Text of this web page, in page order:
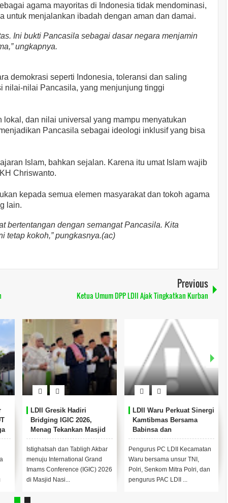
agama mayoritas di Indonesia tidak mendominasi,
untuk menjalankan ibadah dengan aman dan damai.
Ini bukti Pancasila sebagai dasar negara menjamin
ungkapnya.
demokrasi seperti Indonesia, toleransi dan saling
nilai-nilai Pancasila, yang menjunjung tinggi
dan nilai universal yang mampu menyatukan
Pancasila sebagai ideologi inklusif yang bisa
Islam, bahkan sejalan. Karena itu umat Islam wajib
Chriswanto.
kepada semua elemen masyarakat dan tokoh agama
lain.
bertentangan dengan semangat Pancasila. Kita
tetap kokoh,” pungkasnya.(ac)
Previous
Ketua Umum DPP LDII Ajak Tingkatkan Kurban
LDII Gresik Hadiri
Bridging IGIC 2026,
Menag Tekankan Masjid
sebagai Pusat
Pemberdayaan Umat
Istighatsah dan Tabligh Akbar
menuju International Grand
Imams Conference (IGIC) 2026
di Masjid Nasi...
LDII Waru Perkuat Sinergi
Kamtibmas Bersama
Babinsa dan
Bhabinkamtibmas
Pengurus PC LDII Kecamatan
Waru bersama unsur TNI,
Polri, Senkom Mitra Polri, dan
pengurus PAC LDII ...